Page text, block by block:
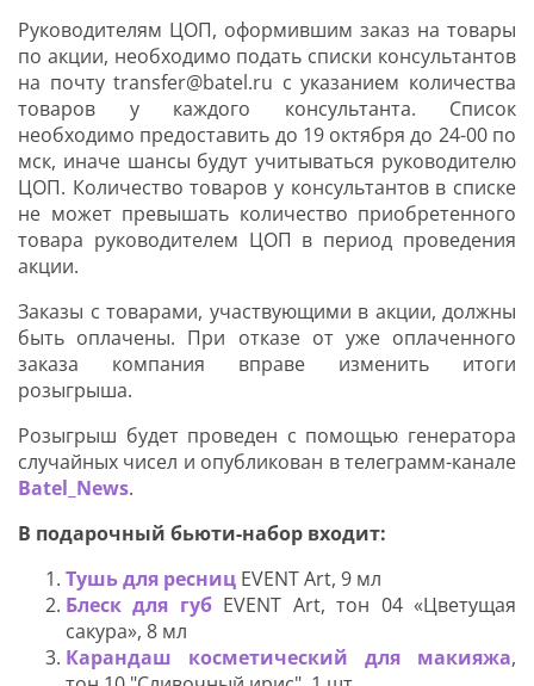
Руководителям ЦОП, оформившим заказ на товары
по акции, необходимо подать списки консультантов
на почту transfer@batel.ru с указанием количества
товаров у каждого консультанта. Список
необходимо предоставить до 19 октября до 24-00 по
мск, иначе шансы будут учитываться руководителю
ЦОП. Количество товаров у консультантов в списке
не может превышать количество приобретенного
товара руководителем ЦОП в период проведения
акции.
Заказы с товарами, участвующими в акции, должны
быть оплачены. При отказе от уже оплаченного
заказа компания вправе изменить итоги
розыгрыша.
Розыгрыш будет проведен с помощью генератора
случайных чисел и опубликован в телеграмм-канале
Batel_News.
В подарочный бьюти-набор входит:
Тушь для ресниц EVENT Art, 9 мл
Блеск для губEVENT Art, тон 04 «Цветущая
сакура», 8 мл
Карандаш косметический для макияжа,